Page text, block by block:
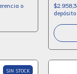
o
depósito
SIN STOCK